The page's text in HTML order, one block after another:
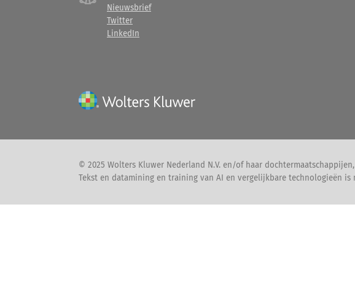
Nieuwsbrief
Twitter
LinkedIn
© 2025 Wolters Kluwer Nederland N.V. en/of haar
Tekst en datamining en training van AI en vergelijkbare technologieën is